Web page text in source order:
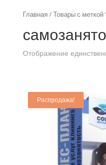
Главная / Товары с меткой
Отображение
Распродажа!